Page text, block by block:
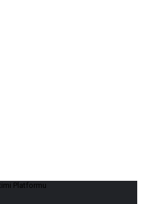
Platformu